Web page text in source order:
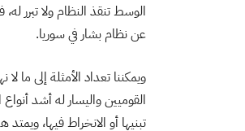
الوسط تنقذ النظام ولا تبرر
عن نظام بشار في سوريا.
ويمكننا تعداد الأمثلة إلى
القوميين واليسار له أشد
تبنيها أو الانخراط فيها،